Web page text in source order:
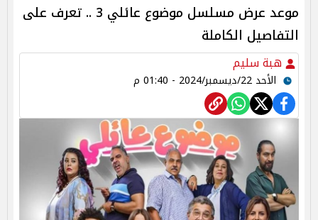
موعد عرض مسلسل موضوع عائلي 3 .. تعرف على
التفاصيل الكاملة
هبة سليم
الأحد 22/ديسمبر/2024 - 01:40 م